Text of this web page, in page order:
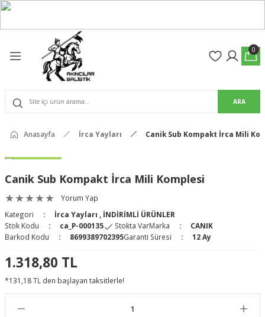
Pro Pantolon
Pantolon
& Kalkanlar
Kılıfları
ARA
0
Anasayfa İrca Yayları Canik Sub Kompakt İrca Mili
Canik Sub Kompakt İrca Mili Komplesi
Yorum Yap
Kategori
İrca Yayları
İNDİRİMLİ ÜRÜNLER
Stok Kodu
ca_P-000135 Stokta VarMarka
CANIK
Barkod Kodu
8699389702395Garanti Süresi 12 Ay
1.318,80 TL
*131,18 TL den başlayan taksitlerle!